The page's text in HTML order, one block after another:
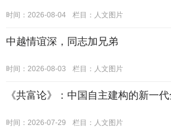
时间：2026-08-04 栏目： 人文图片
中越情谊深，同志加兄弟
时间：2026-08-03 栏目： 人文图片
《共富论》：中国自主建构的新一
时间：2026-07-29 栏目： 人文图片